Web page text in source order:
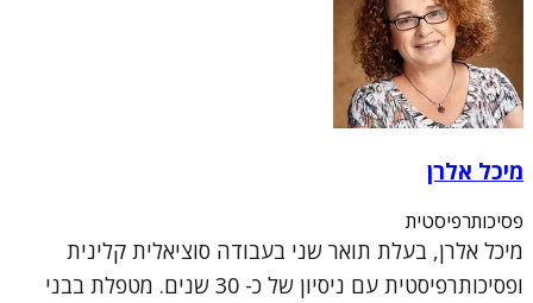
מיכל אלרן
פסיכותרפיסטית
מיכל אלרן, בעלת תואר שני בעבודה סוציאלית קלינית
ופסיכותרפיסטית עם ניסיון של כ- 30 שנים. מטפלת בבני